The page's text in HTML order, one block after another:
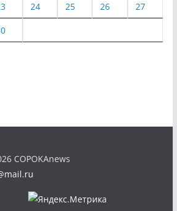
24 25 26 27
COPOKAnews